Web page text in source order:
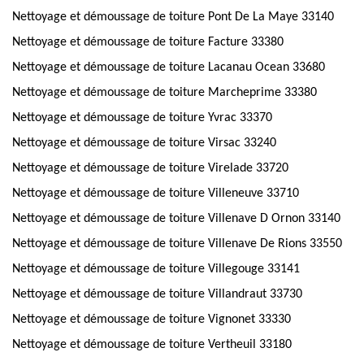
Nettoyage et démoussage de toiture Pont De La Maye 33140
Nettoyage et démoussage de toiture Facture 33380
Nettoyage et démoussage de toiture Lacanau Ocean 33680
Nettoyage et démoussage de toiture Marcheprime 33380
Nettoyage et démoussage de toiture Yvrac 33370
Nettoyage et démoussage de toiture Virsac 33240
Nettoyage et démoussage de toiture Virelade 33720
Nettoyage et démoussage de toiture Villeneuve 33710
Nettoyage et démoussage de toiture Villenave D Ornon 33140
Nettoyage et démoussage de toiture Villenave De Rions 33550
Nettoyage et démoussage de toiture Villegouge 33141
Nettoyage et démoussage de toiture Villandraut 33730
Nettoyage et démoussage de toiture Vignonet 33330
Nettoyage et démoussage de toiture Vertheuil 33180